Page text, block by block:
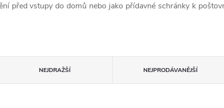
před vstupy do domů nebo jako přídavné schránky k
NEJDRAŽŠÍ NEJPRODÁVANĚJŠÍ